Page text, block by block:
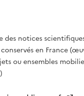
des notices
en France
ou ensembles